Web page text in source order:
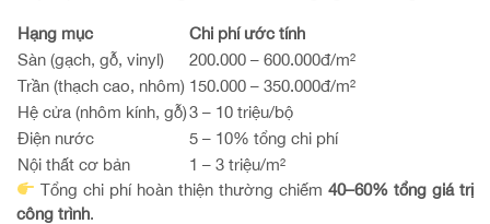
Hạng mục
Chi phí ước tính
Sàn (gạch, gỗ, vinyl)
200.000 – 600.000đ/m²
Trần (thạch cao, nhôm) 150.000 – 350.000đ/m²
Hệ cửa (nhôm kính, gỗ)3 – 10 triệu/bộ
Điện nước
5 – 10% tổng chi phí
Nội thất cơ bản
1 – 3 triệu/m²
Tổng chi phí hoàn thiện thường chiếm40–60% tổng giá trị
công trình.